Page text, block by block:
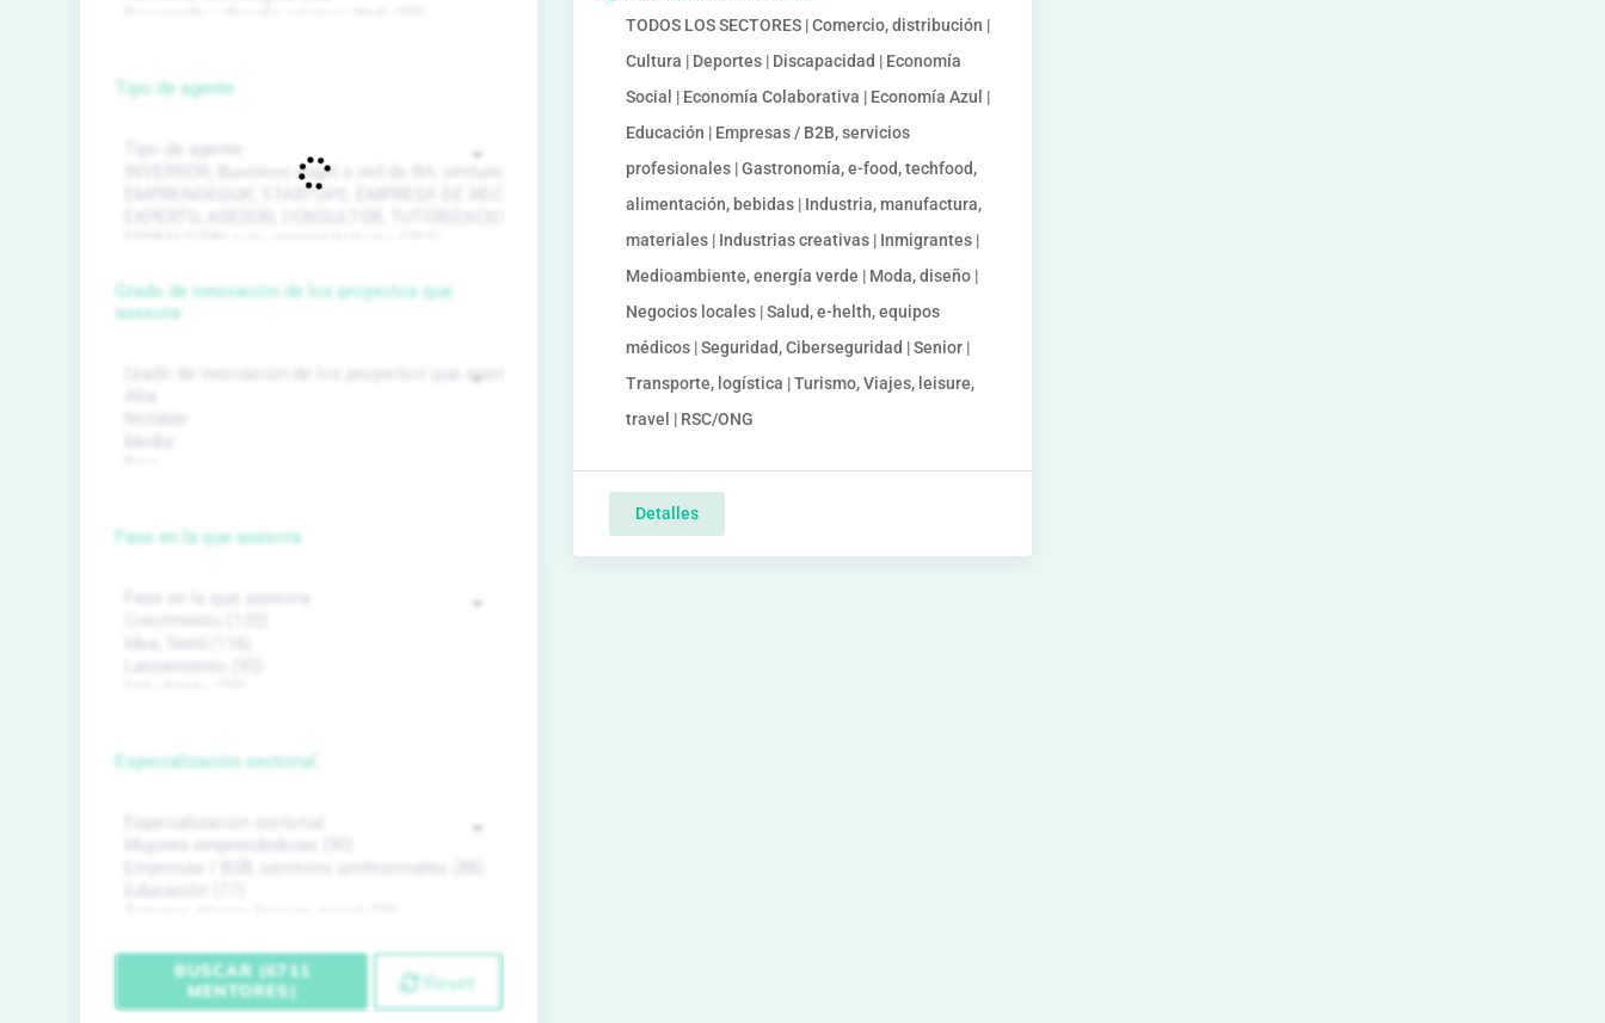
TODOS LOS SECTORES | Comercio, distribución |
Cultura | Deportes | Discapacidad | Economía
Social | Economía Colaborativa | Economía Azul |
Educación | Empresas / B2B, servicios
profesionales | Gastronomía, e-food, techfood,
alimentación, bebidas | Industria, manufactura,
materiales | Industrias creativas | Inmigrantes |
Medioambiente, energía verde | Moda, diseño |
Negocios locales | Salud, e-helth, equipos
médicos | Seguridad, Ciberseguridad | Senior |
Transporte, logística | Turismo, Viajes, leisure,
travel | RSC/ONG
Detalles
Tipo de agente
Grado de innovación de los proyectos que
asesora
Fase en la que asesora
Especialización sectorial
BUSCAR (6711
MENTORES)
Reset